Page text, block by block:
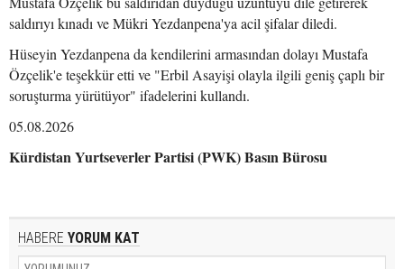
saldırıyı kınadı ve Mükri Yezdanpena'ya acil şifalar diledi.
Hüseyin Yezdanpena da kendilerini armasından dolayı Mustafa
Özçelik'e teşekkür etti ve "Erbil Asayişi olayla ilgili geniş çaplı bir
soruşturma yürütüyor" ifadelerini kullandı.
05.08.2026
Kürdistan Yurtseverler Partisi (PWK) Basın Bürosu
HABERE YORUM KAT